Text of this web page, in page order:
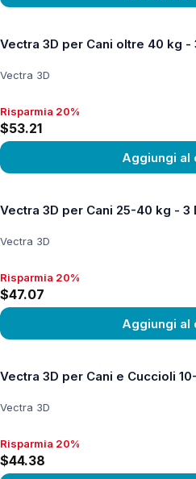
Vectra 3D per Cani oltre 40 kg -
Vectra 3D
Risparmia 20%, $53.21
Risparmia 20%
$53.21
Aggiungi al
Vectra 3D per Cani 25-40 kg - 3
Vectra 3D
Risparmia 20%, $47.07
Risparmia 20%
$47.07
Aggiungi al
Vectra 3D per Cani e Cuccioli
Vectra 3D
Risparmia 20%, $44.38
Risparmia 20%
$44.38